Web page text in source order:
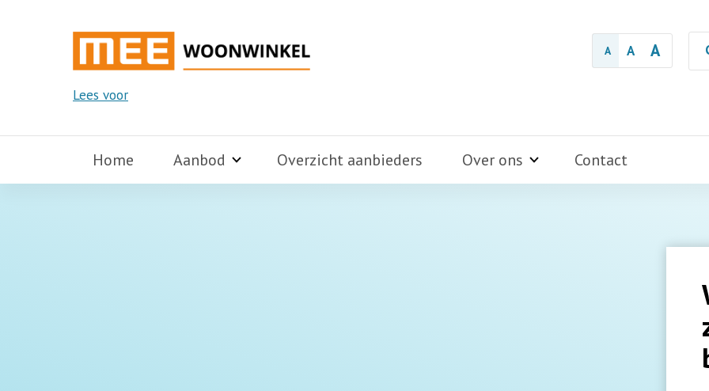
A A A
Lees voor
Home Aanbod Overzicht aanbieders Over ons Contact